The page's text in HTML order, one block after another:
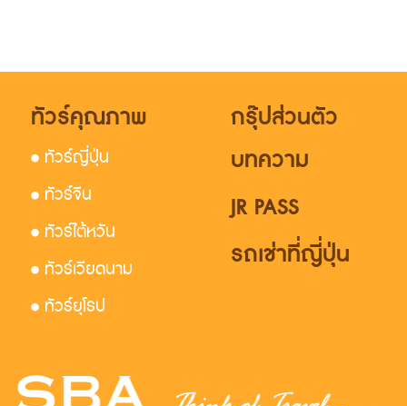
ทัวร์คุณภาพ
• ทัวร์ญี่ปุ่น
• ทัวร์จีน
• ทัวร์ไต้หวัน
• ทัวร์เวียดนาม
• ทัวร์ยุโรป
กรุ๊ปส่วนตัว
บทความ
JR PASS
รถเช่าที่ญี่ปุ่น